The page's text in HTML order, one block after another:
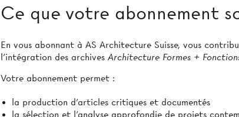
Ce que votre abonnement
En vous abonnant à AS Architecture Suisse, vous
l’intégration des archives Architecture Formes +
Votre abonnement permet :
la production d'articles critiques et documentés
la sélection et l’analyse approfondie de projets